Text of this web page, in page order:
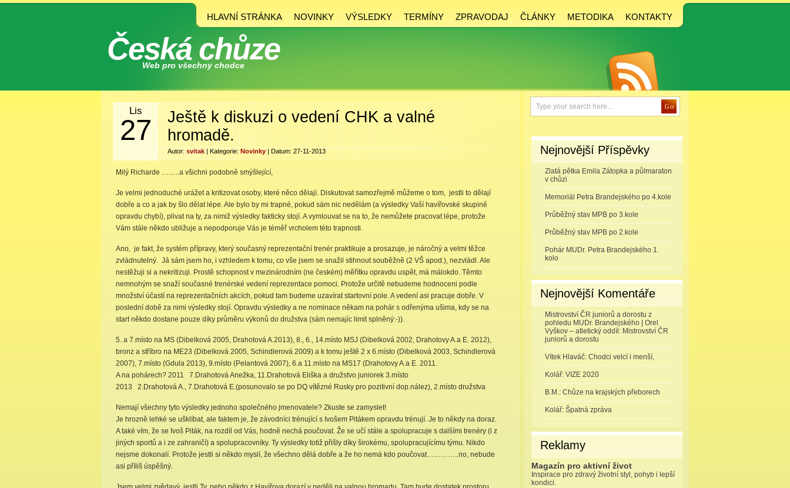
HLAVNÍ STRÁNKA NOVINKY VÝSLEDKY TERMÍNY ZPRAVODAJ ČLÁNKY METODIKA KONTAKTY
Česká chůze
Web pro všechny chodce
Lis
27
Ještě k diskuzi o vedení CHK a valné
hromadě.
Autor:svitak| Kategorie:Novinky| Datum: 27-11-2013
Milý Richarde ……..a všichni podobně smýšlející,
Je velmi jednoduché urážet a kritizovat osoby, které něco dělají. Diskutovat samozřejmě můžeme o tom, jestli to dělají
dobře a co a jak by šlo dělat lépe. Ale bylo by mi trapné, pokud sám nic nedělám (a výsledky Vaší havířovské skupině
opravdu chybí), plivat na ty, za nimiž výsledky fakticky stojí. A vymlouvat se na to, že nemůžete pracovat lépe, protože
Vám stále někdo ubližuje a nepodporuje Vás je téměř vrcholem této trapnosti.
Ano, je fakt, že systém přípravy, který současný reprezentační trenér praktikuje a prosazuje, je náročný a velmi těžce
zvládnutelný. Já sám jsem ho, i vzhledem k tomu, co vše jsem se snažil stihnout souběžně (2 VŠ apod.), nezvládl. Ale
nestěžuji si a nekritizuji. Prostě schopnost v mezinárodním (ne českém) měřítku opravdu uspět, má málokdo. Těmto
nemnohým se snaží současné trenérské vedení reprezentace pomoci. Protože určitě nebudeme hodnoceni podle
množství účastí na reprezentačních akcích, pokud tam budeme uzavírat startovní pole. A vedení asi pracuje dobře. V
poslední době za nimi výsledky stojí. Opravdu výsledky a ne nominace někam na pohár s odřenýma ušima, kdy se na
start někdo dostane pouze díky průměru výkonů do družstva (sám nemajíc limit splněný:-)).
5. a 7.místo na MS (Dibelková 2005, Drahotová A.2013), 8., 6., 14.místo MSJ (Dibelková 2002, Drahotovy A.a E. 2012),
bronz a stříbro na ME23 (Dibelková 2005, Schindlerová 2009) a k tomu ještě 2 x 6.místo (Dibelková 2003, Schindlerová
2007), 7.místo (Gdula 2013), 9.místo (Pelantová 2007), 6.a 11.místo na MS17 (Drahotovy A.a E. 2011.
A na pohárech? 2011 7.Drahotová Anežka, 11.Drahotová Eliška a družstvo juniorek 3.místo
2013 2.Drahotová A., 7.Drahotová E.(posunovalo se po DQ vítězné Rusky pro pozitivní dop.nález), 2.místo družstva
Nemají všechny tyto výsledky jednoho společného jmenovatele? Zkuste se zamyslet!
Je hrozně lehké se ušklíbat, ale faktem je, že závodníci trénující s Ivošem Pitákem opravdu trénují. Je to někdy na doraz.
A také vím, že se Ivoš Piták, na rozdíl od Vás, hodně nechá poučovat. Že se učí stále a spolupracuje s dalšími trenéry (i z
jiných sportů a i ze zahraničí) a spolupracovníky. Ty výsledky totiž přišly díky širokému, spolupracujícímu týmu. Nikdo
nejsme dokonalí. Protože jestli si někdo myslí, že všechno dělá dobře a že ho nemá kdo poučovat…………..no, nebude
asi příliš úspěšný.
Nejnovější Příspěvky
Zlatá pětka Emila Zátopka a půlmaraton
v chůzi
Memoriál Petra Brandejského po 4.kole
Průběžný stav MPB po 3.kole
Průběžný stav MPB po 2.kole
Pohár MUDr. Petra Brandejského 1.
kolo
Nejnovější Komentáře
Mistrovství ČR juniorů a dorostu z
pohledu MUDr. Brandejského | Orel
Vyškov – atletický oddíl : Mistrovství ČR
juniorů a dorostu
Vítek Hlaváč: Chodci velcí i menší,
Kolář: VIZE 2020
B.M.: Chůze na krajských přeborech
Kolář: Špatná zpráva
Reklamy
Magazín pro aktivní život
Inspirace pro zdravý životní styl, pohyb i lepší
kondici.